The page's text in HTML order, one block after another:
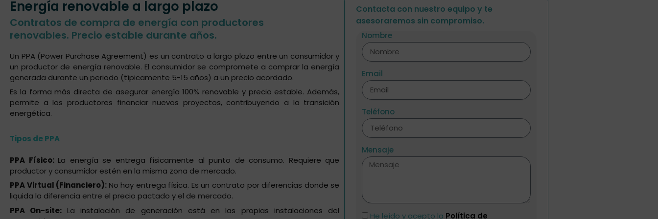
Energía renovable a largo plazo
Contratos de compra de energía con productores
renovables. Precio estable durante años.
Un PPA (Power Purchase Agreement) es un contrato a largo plazo entre un consumidor y
un productor de energía renovable. El consumidor se compromete a comprar la energía
generada durante un periodo (típicamente 5-15 años) a un precio acordado.
Es la forma más directa de asegurar energía 100% renovable y precio estable. Además,
permite a los productores financiar nuevos proyectos, contribuyendo a la transición
energética.
Tipos de PPA
PPA Físico: La energía se entrega físicamente al punto de consumo. Requiere que
productor y consumidor estén en la misma zona de mercado.
PPA Virtual (Financiero): No hay entrega física. Es un contrato por diferencias donde se
liquida la diferencia entre el precio pactado y el de mercado.
PPA On-site: La instalación de generación está en las propias instalaciones del
Contacta con nuestro equipo y te
asesoraremos sin compromiso.
Nombre
Email
Teléfono
Mensaje
He leído y acepto la Política de